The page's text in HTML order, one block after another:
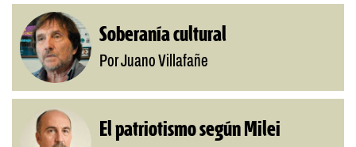
Soberanía cultural
Por Juano Villafañe
El patriotismo según Milei